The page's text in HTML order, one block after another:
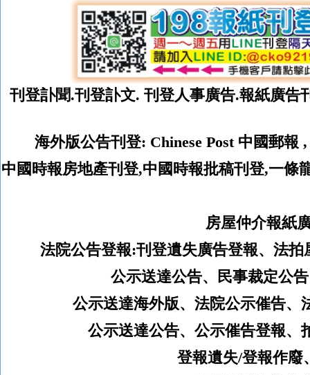
刊登訃聞.刊登訃文. 刊登人事廣告.報紙廣告
海外版公告刊登: Chinese Post 中國郵報
中國時報房地產刊登,中國時報批稿刊登,一條
房屋仲介報紙
法院公告登報:刊登遺失廣告登報、法
公示送達公告、民事裁定公
公示送達海外版、 法院公示催告、
公示送達公告、公示催告登報、
登報遺失/登報作廢